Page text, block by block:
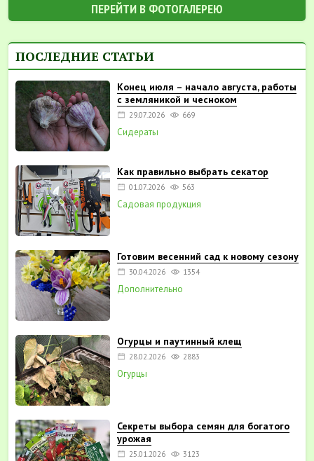
ПЕРЕЙТИ В ФОТОГАЛЕРЕЮ
ПОСЛЕДНИЕ СТАТЬИ
Конец июля – начало августа, работы
с земляникой и чесноком
29.07.2026 669
Сидераты
Как правильно выбрать секатор
01.07.2026 563
Садовая продукция
Готовим весенний сад к новому сезону
30.04.2026 1354
Дополнительно
Огурцы и паутинный клещ
28.02.2026 2883
Огурцы
Секреты выбора семян для богатого
урожая
25.01.2026 3123